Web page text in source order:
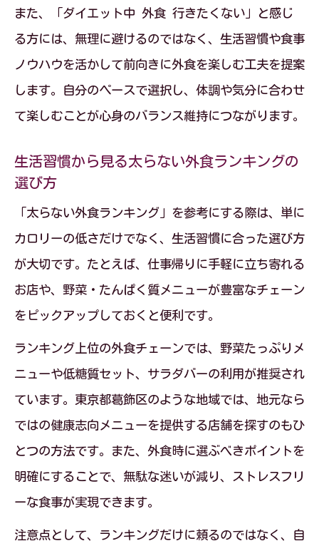
また、「ダイエット中 外食 行きたくない」と感じ
る方には、無理に避けるのではなく、生活習慣や食事
ノウハウを活かして前向きに外食を楽しむ工夫を提案
します。自分のペースで選択し、体調や気分に合わせ
て楽しむことが心身のバランス維持につながります。
生活習慣から見る太らない外食ランキングの
選び方
「太らない外食ランキング」を参考にする際は、単に
カロリーの低さだけでなく、生活習慣に合った選び方
が大切です。たとえば、仕事帰りに手軽に立ち寄れる
お店や、野菜・たんぱく質メニューが豊富なチェーン
をピックアップしておくと便利です。
ランキング上位の外食チェーンでは、野菜たっぷりメ
ニューや低糖質セット、サラダバーの利用が推奨され
ています。東京都葛飾区のような地域では、地元なら
ではの健康志向メニューを提供する店舗を探すのもひ
とつの方法です。また、外食時に選ぶべきポイントを
明確にすることで、無駄な迷いが減り、ストレスフリ
ーな食事が実現できます。
注意点として、ランキングだけに頼るのではなく、自